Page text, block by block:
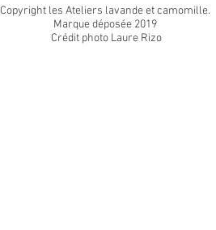
Copyright les Ateliers lavande et camomille.
Marque déposée 2019
Crédit photo Laure Rizo